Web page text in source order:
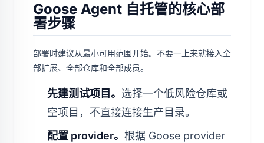
Goose Agent 自托管的核心部
署步骤
部署时建议从最小可用范围开始。不要一上来就接入全
部扩展、全部仓库和全部成员。
先建测试项目。 选择一个低风险仓库或
空项目，不直接连接生产目录。
配置 provider。 根据 Goose provider